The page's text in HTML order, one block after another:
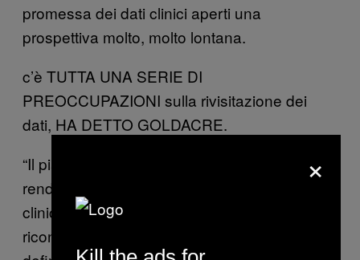
promessa dei dati clinici aperti una
prospettiva molto, molto lontana.
c’è TUTTA UNA SERIE DI
PREOCCUPAZIONI sulla rivisitazione dei
dati, HA DETTO GOLDACRE.
“Il piano dell’EMA è quello di iniziare a
rendere pubbliche le relazioni degli studi
clinici a partire da gennaio 2015 e,
riconoscendo l’importanza di questi dati, di
×